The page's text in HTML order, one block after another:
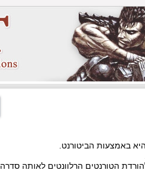
באמצעות הביטורנט.
הטורנטים הרלוונטים לאותה סדרה.